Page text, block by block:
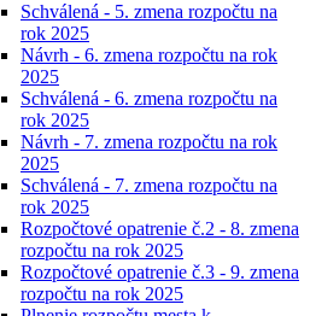
Schválená - 5. zmena rozpočtu na
rok 2025
Návrh - 6. zmena rozpočtu na rok
2025
Schválená - 6. zmena rozpočtu na
rok 2025
Návrh - 7. zmena rozpočtu na rok
2025
Schválená - 7. zmena rozpočtu na
rok 2025
Rozpočtové opatrenie č.2 - 8. zmena
rozpočtu na rok 2025
Rozpočtové opatrenie č.3 - 9. zmena
rozpočtu na rok 2025